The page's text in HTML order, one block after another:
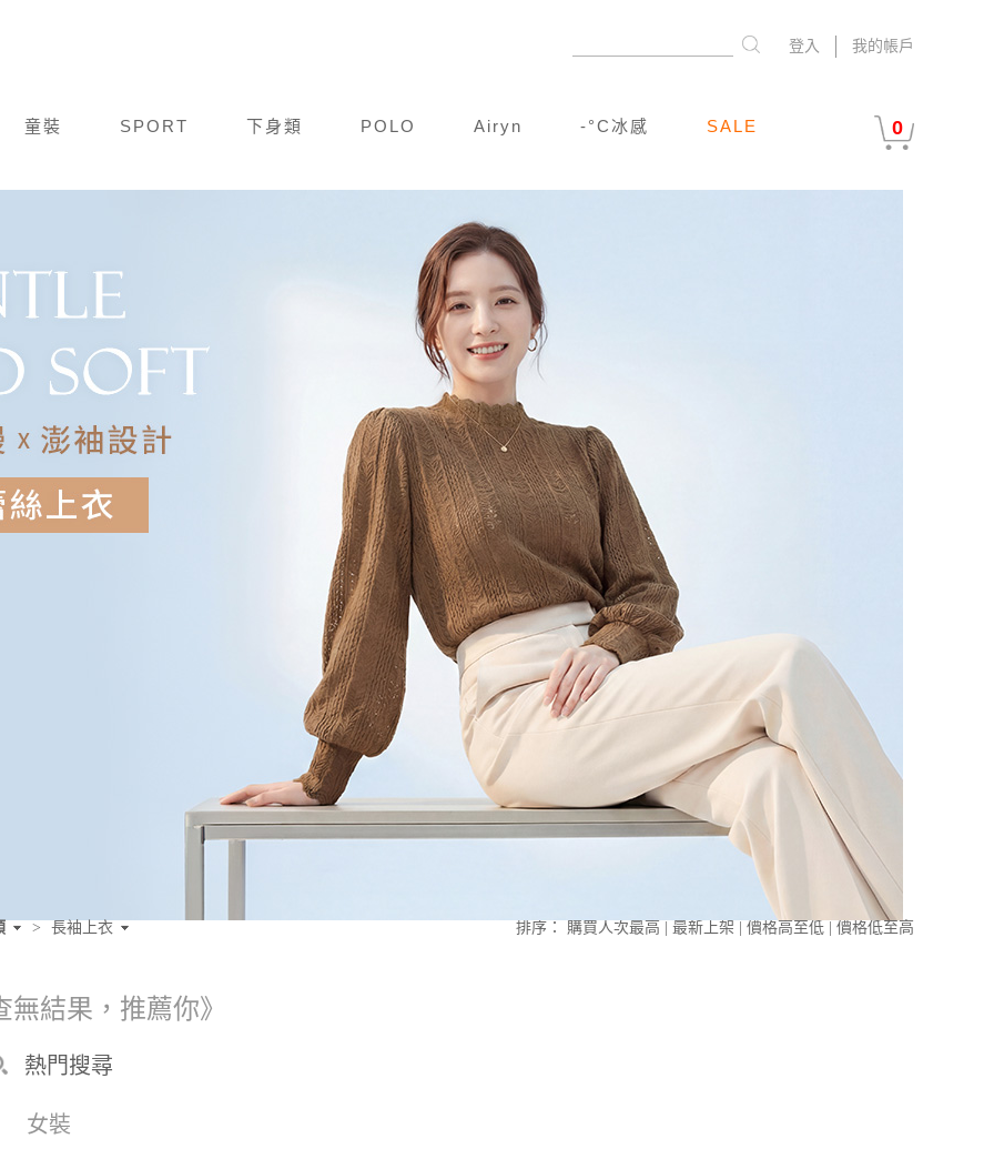
我的帳戶
登入
童裝 SPORT 下身類 POLO Airyn -°C冰感 SALE 0
> 長袖上衣 排序： 購買人次最高 最新上架 價格高至低 價格低至高
無結果，推薦你》
熱門搜尋
女裝